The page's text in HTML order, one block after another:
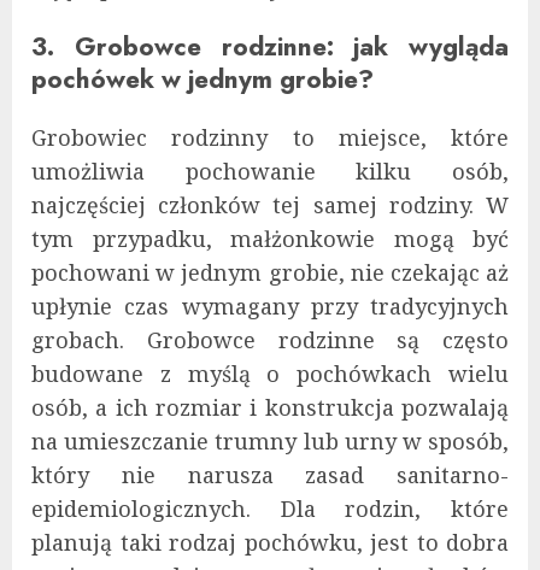
3. Grobowce rodzinne: jak wygląda
pochówek w jednym grobie?
Grobowiec rodzinny to miejsce, które
umożliwia pochowanie kilku osób,
najczęściej członków tej samej rodziny. W
tym przypadku, małżonkowie mogą być
pochowani w jednym grobie, nie czekając aż
upłynie czas wymagany przy tradycyjnych
grobach. Grobowce rodzinne są często
budowane z myślą o pochówkach wielu
osób, a ich rozmiar i konstrukcja pozwalają
na umieszczanie trumny lub urny w sposób,
który nie narusza zasad sanitarno-
epidemiologicznych. Dla rodzin, które
planują taki rodzaj pochówku, jest to dobra